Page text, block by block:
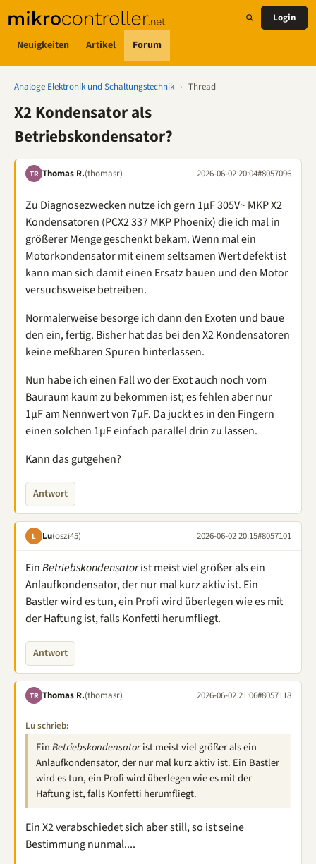
Neuigkeiten Artikel Forum
Login
Analoge Elektronik und Schaltungstechnik › Thread
X2 Kondensator als
Betriebskondensator?
TR Thomas R.(thomasr) 2026-06-02 20:04#8057096
Zu Diagnosezwecken nutze ich gern 1µF 305V~ MKP X2
Kondensatoren (PCX2 337 MKP Phoenix) die ich mal in
größerer Menge geschenkt bekam. Wenn mal ein
Motorkondensator mit einem seltsamen Wert defekt ist
kann man sich damit einen Ersatz bauen und den Motor
versuchsweise betreiben.
Normalerweise besorge ich dann den Exoten und baue
den ein, fertig. Bisher hat das bei den X2 Kondensatoren
keine meßbaren Spuren hinterlassen.
Nun habe ich einen Fall wo der Exot auch noch vom
Bauraum kaum zu bekommen ist; es fehlen aber nur
1µF am Nennwert von 7µF. Da juckt es in den Fingern
einen solchen 1µF einfach parallel drin zu lassen.
Kann das gutgehen?
Antwort
L Lu(oszi45) 2026-06-02 20:15#8057101
EinBetriebskondensatorist meist viel größer als ein
Anlaufkondensator, der nur mal kurz aktiv ist. Ein
Bastler wird es tun, ein Profi wird überlegen wie es mit
der Haftung ist, falls Konfetti herumfliegt.
Antwort
TR Thomas R.(thomasr) 2026-06-02 21:06#8057118
Lu schrieb:
EinBetriebskondensatorist meist viel größer als ein
Anlaufkondensator, der nur mal kurz aktiv ist. Ein Bastler
wird es tun, ein Profi wird überlegen wie es mit der
Haftung ist, falls Konfetti herumfliegt.
Ein X2 verabschiedet sich aber still, so ist seine
Bestimmung nunmal....